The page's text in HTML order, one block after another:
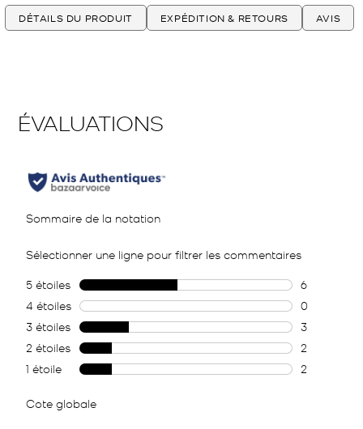
DÉTAILS DU PRODUIT EXPÉDITION & RETOURS AVIS